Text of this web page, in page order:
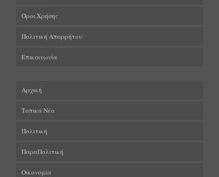
Όροι Χρήσης
Πολιτική Απορρήτου
Επικοινωνία
Αρχική
Τοπικά Νέα
Πολιτική
ΠαραΠολιτική
Οικονομία